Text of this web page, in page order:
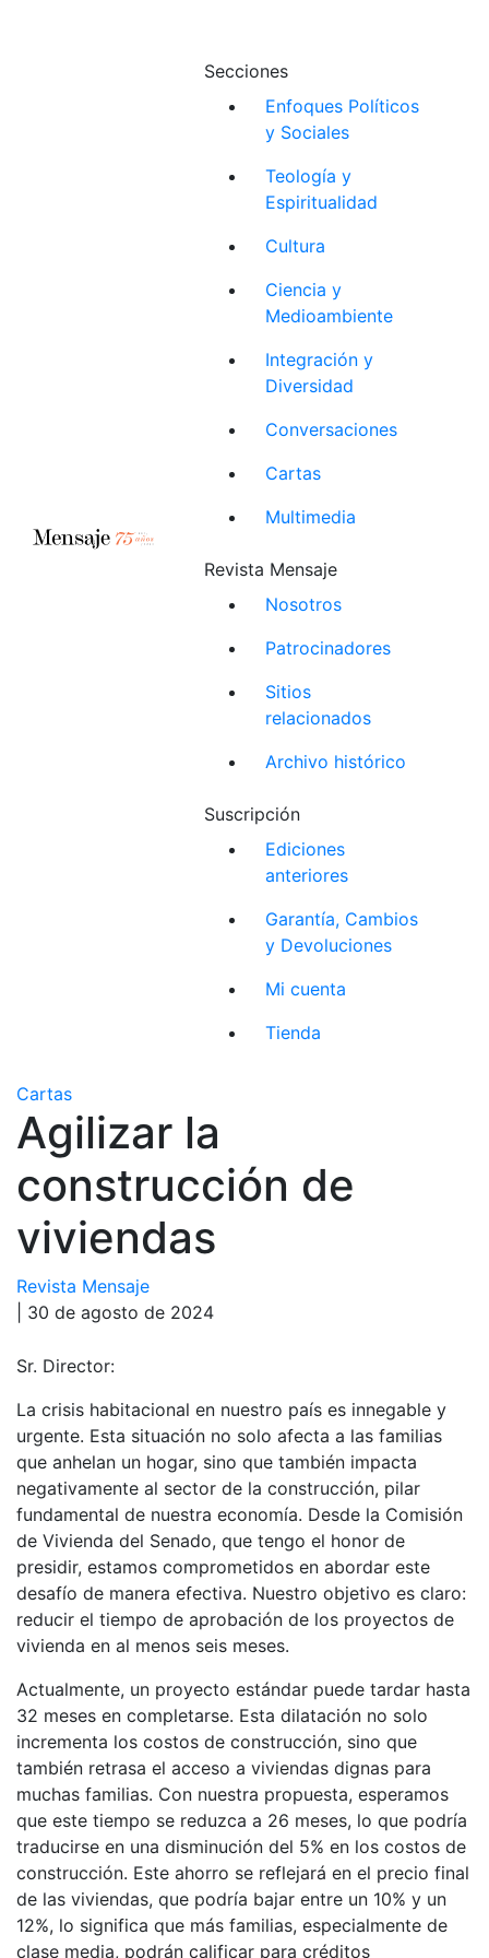
Secciones
Enfoques Políticos
y Sociales
Teología y
Espiritualidad
Cultura
Ciencia y
Medioambiente
Integración y
Diversidad
Conversaciones
Cartas
Multimedia
Revista Mensaje
Nosotros
Patrocinadores
Sitios
relacionados
Archivo histórico
Suscripción
Ediciones
anteriores
Garantía, Cambios
y Devoluciones
Mi cuenta
Tienda
Cartas
Agilizar la
construcción de
viviendas
Revista Mensaje
| 30 de agosto de 2024
Sr. Director:
La crisis habitacional en nuestro país es innegable y
urgente. Esta situación no solo afecta a las familias
que anhelan un hogar, sino que también impacta
negativamente al sector de la construcción, pilar
fundamental de nuestra economía. Desde la Comisión
de Vivienda del Senado, que tengo el honor de
presidir, estamos comprometidos en abordar este
desafío de manera efectiva. Nuestro objetivo es claro:
reducir el tiempo de aprobación de los proyectos de
vivienda en al menos seis meses.
Actualmente, un proyecto estándar puede tardar hasta
32 meses en completarse. Esta dilatación no solo
incrementa los costos de construcción, sino que
también retrasa el acceso a viviendas dignas para
muchas familias. Con nuestra propuesta, esperamos
que este tiempo se reduzca a 26 meses, lo que podría
traducirse en una disminución del 5% en los costos de
construcción. Este ahorro se reflejará en el precio final
de las viviendas, que podría bajar entre un 10% y un
12%, lo significa que más familias, especialmente de
clase media, podrán calificar para créditos